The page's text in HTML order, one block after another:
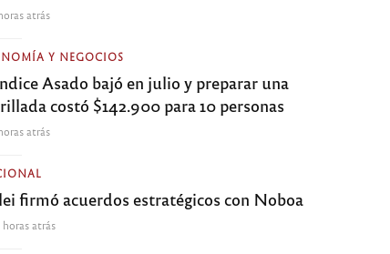
atrás
Y NEGOCIOS
Asado bajó en julio y preparar una
costó $142.900 para 10 personas
atrás
firmó acuerdos estratégicos con Noboa
atrás